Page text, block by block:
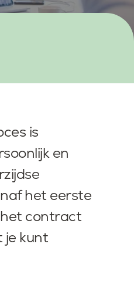
is
en
het eerste
contract
je kunt